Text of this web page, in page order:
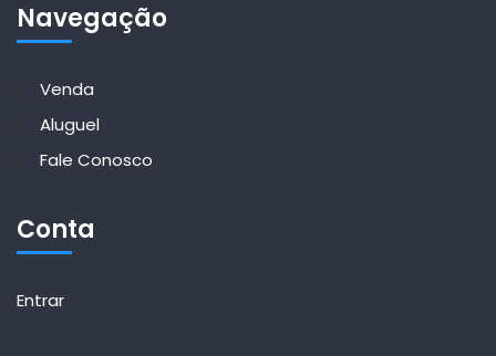
Navegação
Venda
Aluguel
Fale Conosco
Conta
Entrar